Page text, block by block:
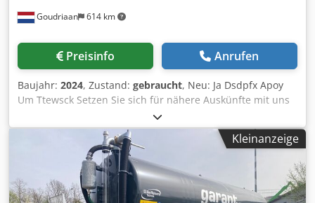
Goudriaan 614 km
Preisinfo Anrufen
Baujahr: 2024, Zustand: gebraucht, Neu: Ja Dsdpfx Apoy
Um Ttewsck Setzen Sie sich für nähere Auskünfte mit uns
Kleinanzeige